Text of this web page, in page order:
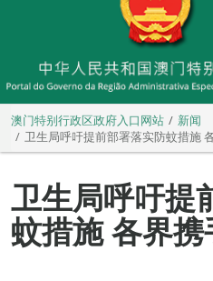
澳门特别行政区政府入口网站
新闻
卫生局呼吁提前部署落实防蚊措施
卫生局呼吁提
蚊措施 各界携